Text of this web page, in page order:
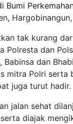
Bumi
tak kurang
Polresta dan
Babinsa dan
mitra Polri serta
juga turut hadir.
jalan sehat
diajak